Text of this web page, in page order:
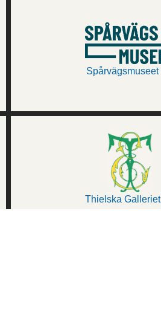
Spårvägsmuseet
Thielska Galleriet